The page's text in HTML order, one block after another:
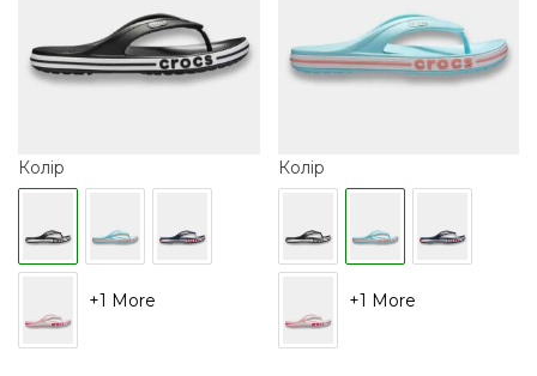
Колір
+1 More
Колір
+1 More